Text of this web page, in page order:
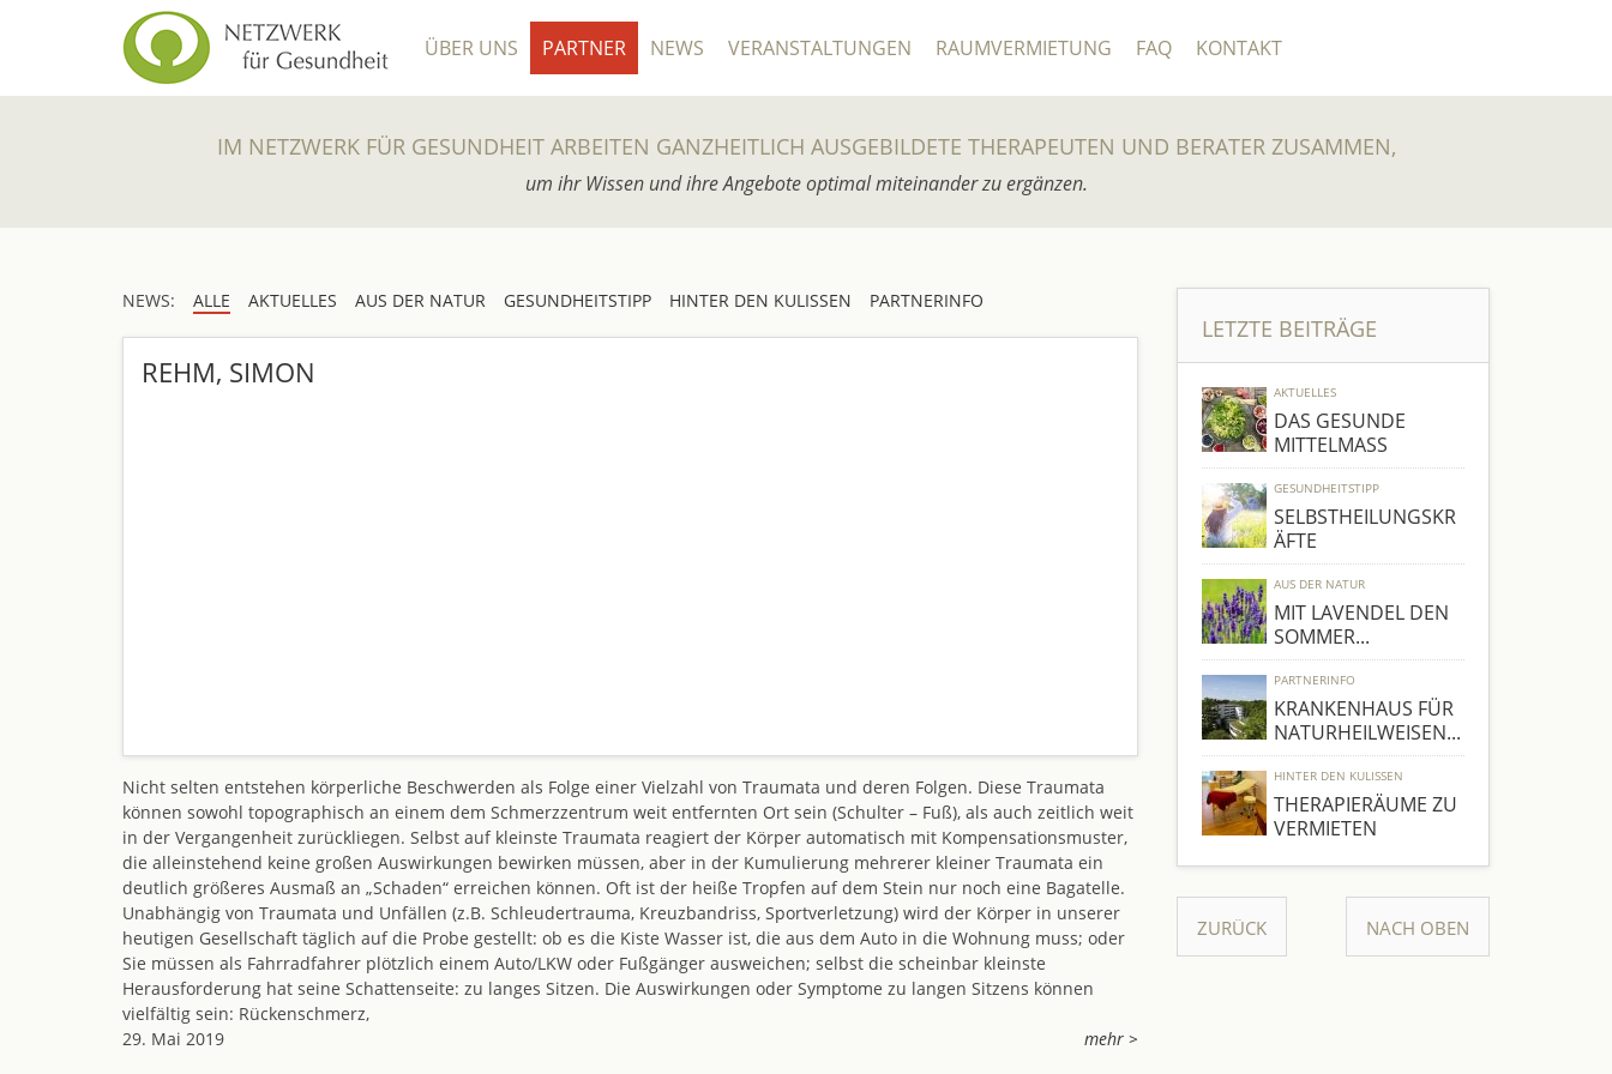
ÜBER UNS PARTNER NEWS VERANSTALTUNGEN RAUMVERMIETUNG FAQ KONTAKT
IM NETZWERK FÜR GESUNDHEIT ARBEITEN GANZHEITLICH AUSGEBILDETE THERAPEUTEN UND BERATER ZUSAMMEN,
um ihr Wissen und ihre Angebote optimal miteinander zu ergänzen.
NEWS: ALLE AKTUELLES AUS DER NATUR GESUNDHEITSTIPP HINTER DEN KULISSEN PARTNERINFO
REHM, SIMON
Nicht selten entstehen körperliche Beschwerden als Folge einer Vielzahl von Traumata und deren Folgen. Diese Traumata
können sowohl topographisch an einem dem Schmerzzentrum weit entfernten Ort sein (Schulter – Fuß), als auch zeitlich weit
in der Vergangenheit zurückliegen. Selbst auf kleinste Traumata reagiert der Körper automatisch mit Kompensationsmuster,
die alleinstehend keine großen Auswirkungen bewirken müssen, aber in der Kumulierung mehrerer kleiner Traumata ein
deutlich größeres Ausmaß an „Schaden“ erreichen können. Oft ist der heiße Tropfen auf dem Stein nur noch eine Bagatelle.
Unabhängig von Traumata und Unfällen (z.B. Schleudertrauma, Kreuzbandriss, Sportverletzung) wird der Körper in unserer
heutigen Gesellschaft täglich auf die Probe gestellt: ob es die Kiste Wasser ist, die aus dem Auto in die Wohnung muss; oder
Sie müssen als Fahrradfahrer plötzlich einem Auto/LKW oder Fußgänger ausweichen; selbst die scheinbar kleinste
Herausforderung hat seine Schattenseite: zu langes Sitzen. Die Auswirkungen oder Symptome zu langen Sitzens können
vielfältig sein: Rückenschmerz,
29. Mai 2019
mehr >
LETZTE BEITRÄGE
AKTUELLES
DAS GESUNDE
MITTELMASS
GESUNDHEITSTIPP
SELBSTHEILUNGSKR
ÄFTE
AUS DER NATUR
MIT LAVENDEL DEN
SOMMER...
PARTNERINFO
KRANKENHAUS FÜR
NATURHEILWEISEN...
HINTER DEN KULISSEN
THERAPIERÄUME ZU
VERMIETEN
NACH OBEN
ZURÜCK